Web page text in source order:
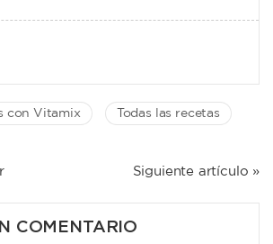
con Vitamix Todas las recetas
Siguiente artículo »
COMENTARIO